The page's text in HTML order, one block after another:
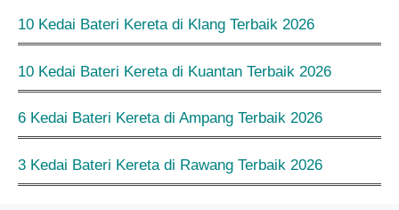
10 Kedai Bateri Kereta di Klang Terbaik 2026
10 Kedai Bateri Kereta di Kuantan Terbaik 2026
6 Kedai Bateri Kereta di Ampang Terbaik 2026
3 Kedai Bateri Kereta di Rawang Terbaik 2026